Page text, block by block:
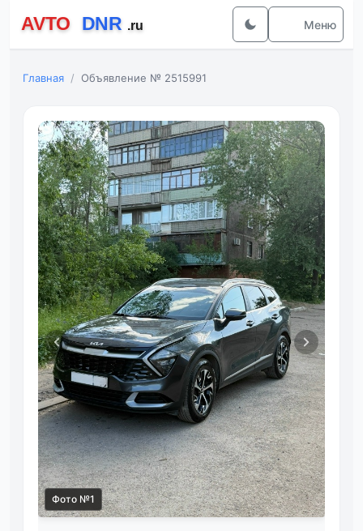
Меню
Главная Объявление № 2515991
Фото №1